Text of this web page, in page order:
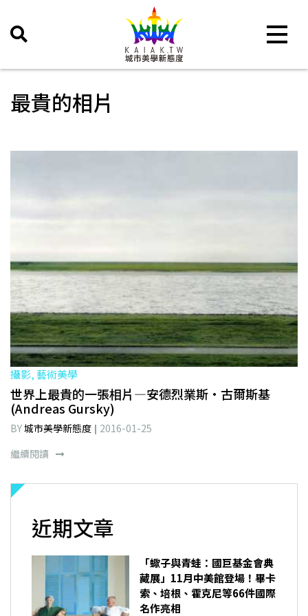
Toggle
最貴的相片
攝影, 藝術美學
世界上最貴的一張相片—安德烈業斯·古爾斯基
(Andreas Gursky)
BY城市美學新態度
2016-01-25
繼續閱讀
近期文章
「蠍子與青蛙：國巨基金會典
藏展」11月中美館登場！畢卡
索、培根、霍克尼等66件國際
名作亮相